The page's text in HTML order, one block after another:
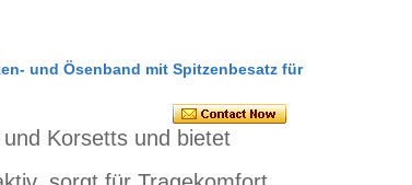
und Ösenband mit Spitzenbesatz für
Korsetts und bietet